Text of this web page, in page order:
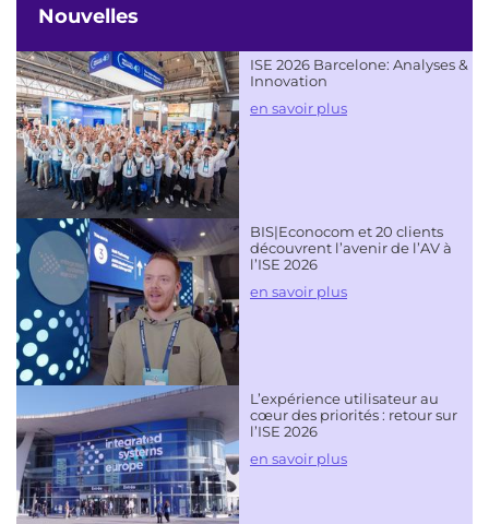
Nouvelles
ISE 2026 Barcelone: Analyses &
Innovation
en savoir plus
BIS|Econocom et 20 clients
découvrent l’avenir de l’AV à
l’ISE 2026
en savoir plus
L’expérience utilisateur au
cœur des priorités : retour sur
l’ISE 2026
en savoir plus